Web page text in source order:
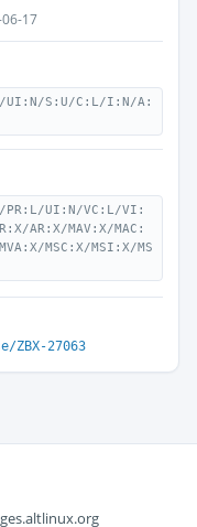
17
UI:N/S:U/C:L/I:N/A:
PR:L/UI:N/VC:L/VI:
AR:X/MAV:X/MAC:
MSC:X/MSI:X/MS
ZBX-27063